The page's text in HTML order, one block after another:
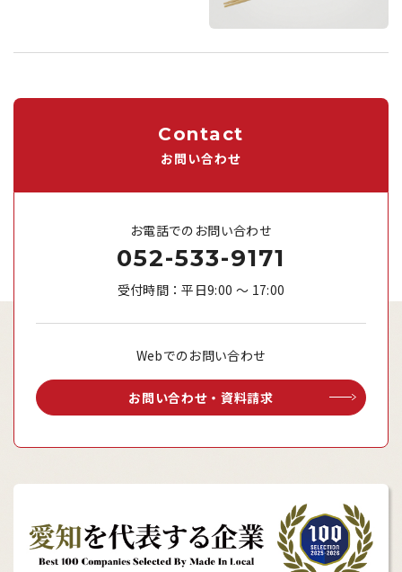
Contact
お問い合わせ
お電話でのお問い合わせ
052-533-9171
受付時間：平日9:00 ～ 17:00
Webでのお問い合わせ
お問い合わせ・資料請求